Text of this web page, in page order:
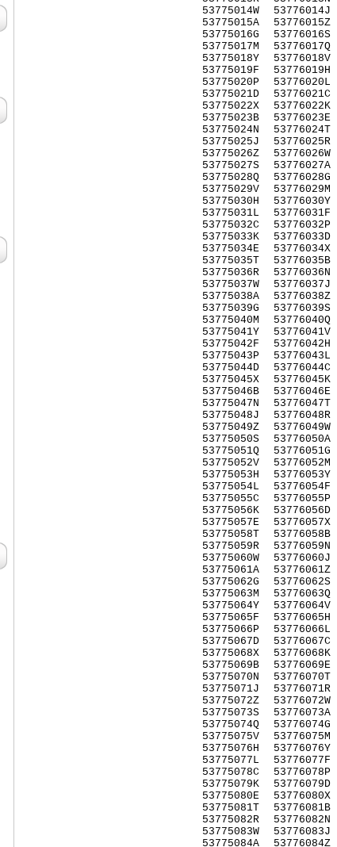
53775014W
53775015A
53775016G
53775017M
53775018Y
53775019F
53775020P
53775021D
53775022X
53775023B
53775024N
53775025J
53775026Z
53775027S
53775028Q
53775029V
53775030H
53775031L
53775032C
53775033K
53775034E
53775035T
53775036R
53775037W
53775038A
53775039G
53775040M
53775041Y
53775042F
53775043P
53775044D
53775045X
53775046B
53775047N
53775048J
53775049Z
53775050S
53775051Q
53775052V
53775053H
53775054L
53775055C
53775056K
53775057E
53775058T
53775059R
53775060W
53775061A
53775062G
53775063M
53775064Y
53775065F
53775066P
53775067D
53775068X
53775069B
53775070N
53775071J
53775072Z
53775073S
53775074Q
53775075V
53775076H
53775077L
53775078C
53775079K
53775080E
53775081T
53775082R
53775083W
53775084A
53776014J
53776015Z
53776016S
53776017Q
53776018V
53776019H
53776020L
53776021C
53776022K
53776023E
53776024T
53776025R
53776026W
53776027A
53776028G
53776029M
53776030Y
53776031F
53776032P
53776033D
53776034X
53776035B
53776036N
53776037J
53776038Z
53776039S
53776040Q
53776041V
53776042H
53776043L
53776044C
53776045K
53776046E
53776047T
53776048R
53776049W
53776050A
53776051G
53776052M
53776053Y
53776054F
53776055P
53776056D
53776057X
53776058B
53776059N
53776060J
53776061Z
53776062S
53776063Q
53776064V
53776065H
53776066L
53776067C
53776068K
53776069E
53776070T
53776071R
53776072W
53776073A
53776074G
53776075M
53776076Y
53776077F
53776078P
53776079D
53776080X
53776081B
53776082N
53776083J
53776084Z